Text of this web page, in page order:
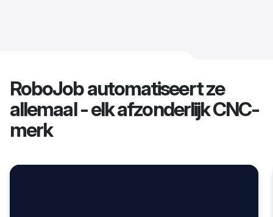
RoboJob automatiseert ze
allemaal - elk afzonderlijk CNC-
merk